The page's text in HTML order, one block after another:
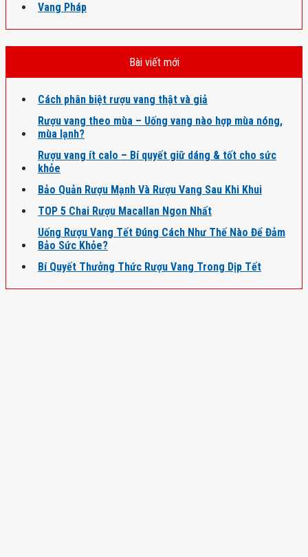
Vang Pháp
Bài viết mới
Cách phân biệt rượu vang thật và giả
Rượu vang theo mùa – Uống vang nào hợp mùa nóng,
mùa lạnh?
Rượu vang ít calo – Bí quyết giữ dáng & tốt cho sức
khỏe
Bảo Quản Rượu Mạnh Và Rượu Vang Sau Khi Khui
TOP 5 Chai Rượu Macallan Ngon Nhất
Uống Rượu Vang Tết Đúng Cách Như Thế Nào Để Đảm
Bảo Sức Khỏe?
Bí Quyết Thưởng Thức Rượu Vang Trong Dịp Tết